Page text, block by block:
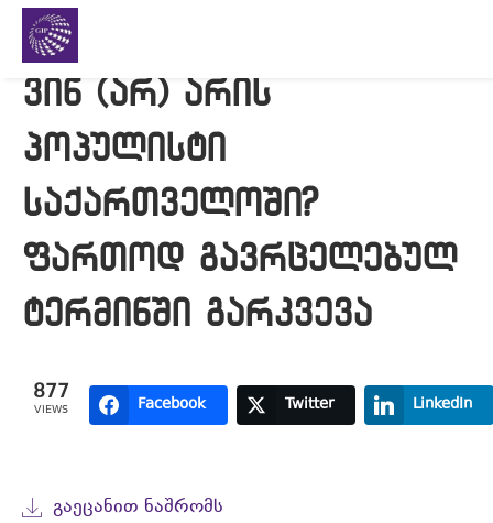
ვინ (არ) არის
პოპულისტი
საქართველოში?
ფართოდ გავრცელებულ
ტერმინში გარკვევა
877
VIEWS Facebook Twitter LinkedIn
ᲒᲐᲔᲪᲐᲜᲘᲗ ᲜᲐᲨᲠᲝᲛᲡ